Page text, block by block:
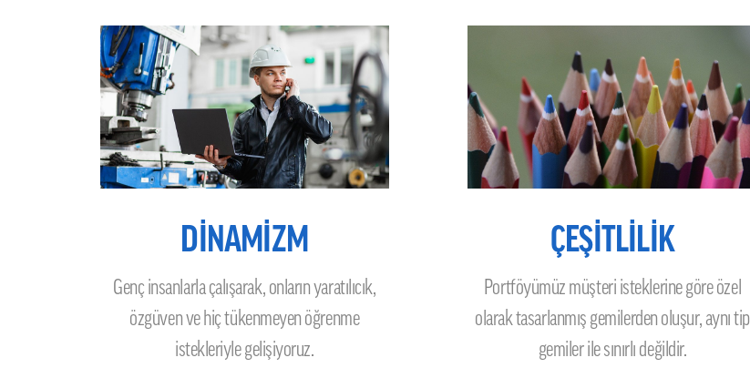
DİNAMİZM
Genç insanlarla çalışarak, onların yaratılıcık,
özgüven ve hiç tükenmeyen öğrenme
istekleriyle gelişiyoruz.
ÇEŞİTLİLİK
Portföyümüz müşteri isteklerine göre özel
olarak tasarlanmış gemilerden oluşur, aynı tip
gemiler ile sınırlı değildir.